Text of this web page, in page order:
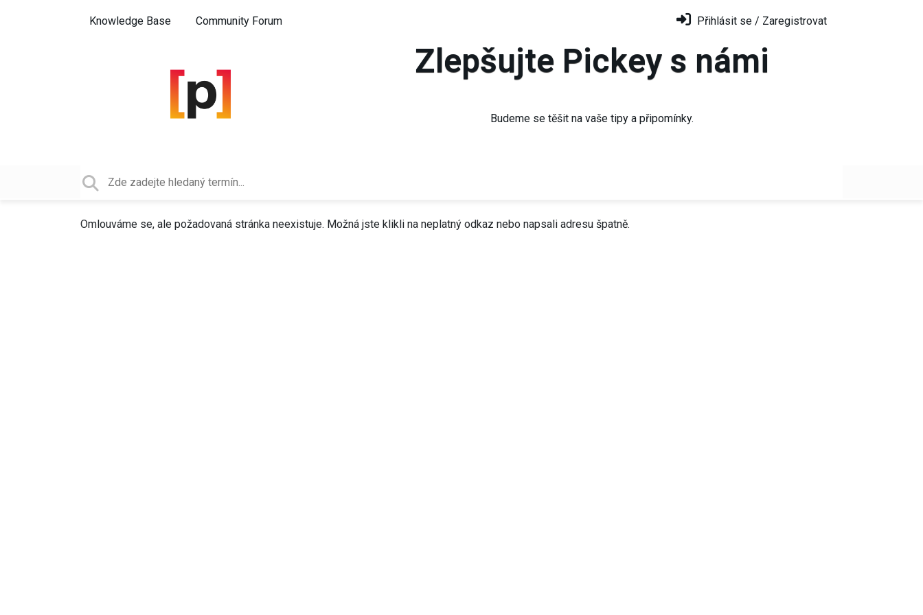
Knowledge Base Community Forum Přihlásit se / Zaregistrovat
Zlepšujte Pickey s námi
Budeme se těšit na vaše tipy a připomínky.
Omlouváme se, ale požadovaná stránka neexistuje. Možná jste klikli na neplatný odkaz nebo napsali adresu špatně.